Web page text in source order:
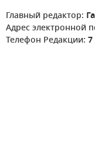
Главный редактор:
Адрес электронной
Телефон Редакции: 7